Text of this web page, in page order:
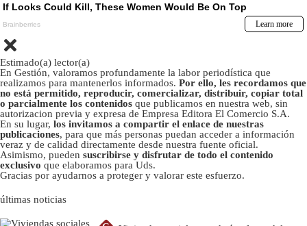
Estimado(a) lector(a)
En Gestión, valoramos profundamente la labor periodística que
realizamos para mantenerlos informados. Por ello, les recordamos que
no está permitido, reproducir, comercializar, distribuir, copiar total
o parcialmente los contenidos que publicamos en nuestra web, sin
autorizacion previa y expresa de Empresa Editora El Comercio S.A.
En su lugar, los invitamos a compartir el enlace de nuestras
publicaciones, para que más personas puedan acceder a información
veraz y de calidad directamente desde nuestra fuente oficial.
Asimismo, pueden suscribirse y disfrutar de todo el contenido
exclusivo que elaboramos para Uds.
Gracias por ayudarnos a proteger y valorar este esfuerzo.
últimas noticias